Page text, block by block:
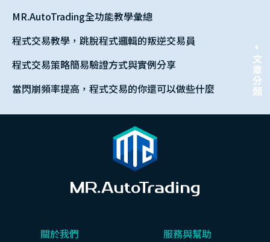
MR.AutoTrading全功能教學彙總
程式交易教學，跳脫程式邏輯的叛逆交易員
程式交易策略簡易驗證方式與實例分享
當閃崩頻率提高，程式交易的你還可以做些什麼
關於我們
服務與幫助
文章分類